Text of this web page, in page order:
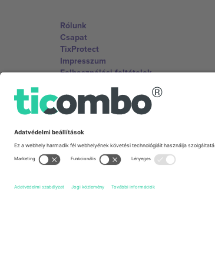
Rólunk
Csapat
TixProtect
Impresszum
Felhasználási feltételek
Partnerprogram